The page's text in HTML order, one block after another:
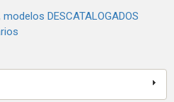
modelos DESCATALOGADOS